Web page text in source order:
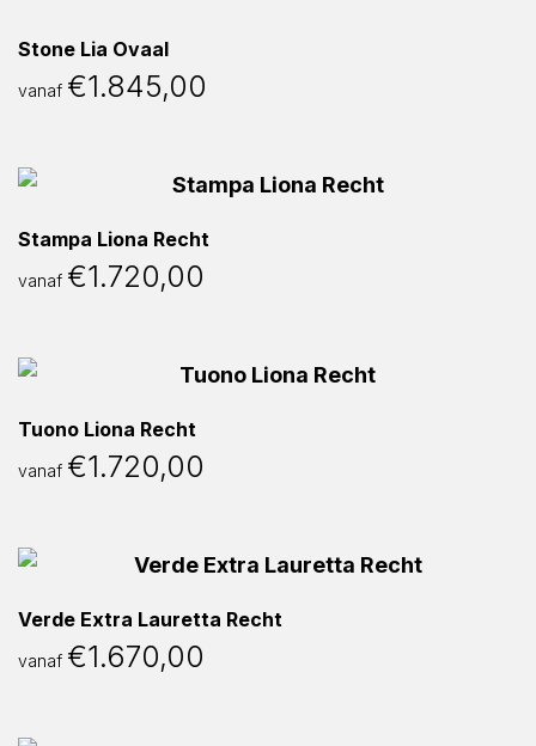
Stone Lia Ovaal
vanaf €1.845,00
Stampa Liona Recht
vanaf €1.720,00
Tuono Liona Recht
vanaf €1.720,00
Verde Extra Lauretta Recht
vanaf €1.670,00